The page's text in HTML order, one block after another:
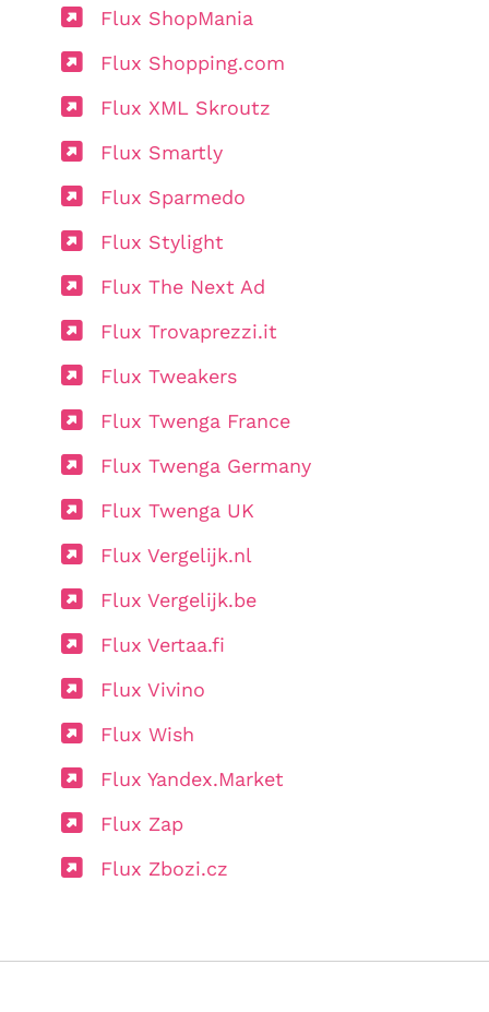
Flux ShopMania
Flux Shopping.com
Flux XML Skroutz
Flux Smartly
Flux Sparmedo
Flux Stylight
Flux The Next Ad
Flux Trovaprezzi.it
Flux Tweakers
Flux Twenga France
Flux Twenga Germany
Flux Twenga UK
Flux Vergelijk.nl
Flux Vergelijk.be
Flux Vertaa.fi
Flux Vivino
Flux Wish
Flux Yandex.Market
Flux Zap
Flux Zbozi.cz